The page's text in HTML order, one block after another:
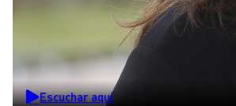
Escuchar aquí